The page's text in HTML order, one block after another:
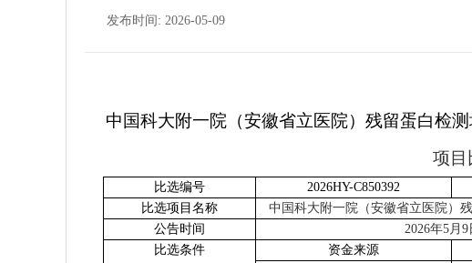
发布时间: 2026-05-09
中国科大附一院（安徽省立医院）残留蛋白检测
项目
比选编号 2026HY-C850392
比选项目名称
中国科大附一院（安徽省立医院）
公告时间
2026年5月9
比选条件
资金来源